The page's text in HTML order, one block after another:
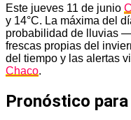
Este jueves 11 de junio
y 14°C. La máxima del
probabilidad de lluvias
frescas propias del
del tiempo y las alertas
Chaco.
Pronóstico